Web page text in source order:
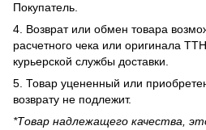
Покупатель.
4. Возврат или обмен товара
расчетного чека или оригинала
курьерской службы доставки.
5. Товар уцененный или
возврату не подлежит.
*Товар надлежащего качества,